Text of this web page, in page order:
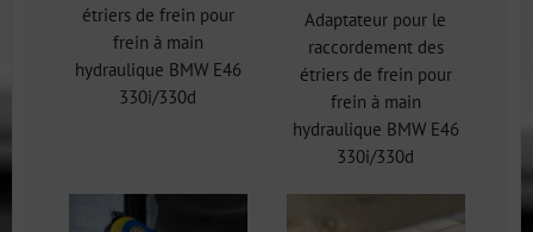
étriers de frein pour
frein à main
hydraulique BMW E46
330i/330d
Adaptateur pour le
raccordement des
étriers de frein pour
frein à main
hydraulique BMW E46
330i/330d